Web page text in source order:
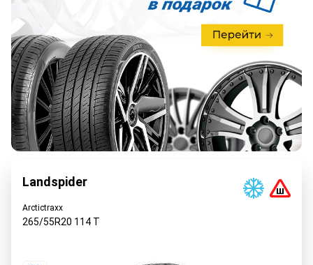
Landspider
Arctictraxx
265/55R20 114 T